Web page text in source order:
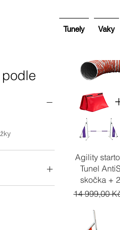
Tunely Vaky
podle
Agility
Tunel
skočka +
Běžná cena
14 999,00